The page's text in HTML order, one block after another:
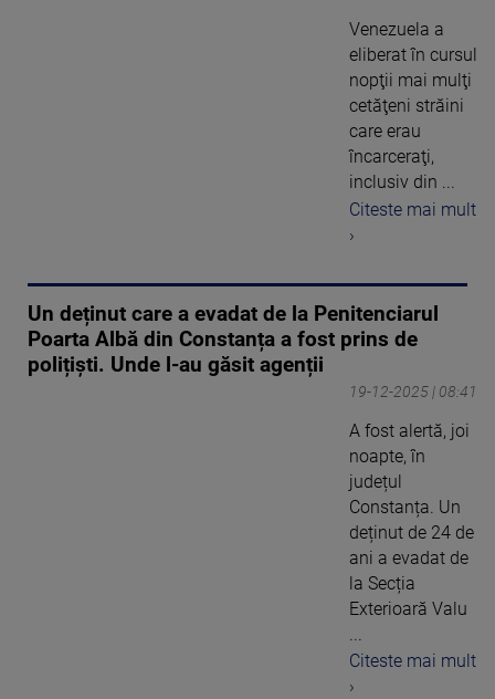
Venezuela a
eliberat în cursul
nopţii mai mulţi
cetăţeni străini
care erau
încarceraţi,
inclusiv din ...
Citeste mai mult
›
Un deținut care a evadat de la Penitenciarul
Poarta Albă din Constanța a fost prins de
polițiști. Unde l-au găsit agenții
19-12-2025 | 08:41
A fost alertă, joi
noapte, în
județul
Constanța. Un
deținut de 24 de
ani a evadat de
la Secția
Exterioară Valu
Citeste mai mult
›